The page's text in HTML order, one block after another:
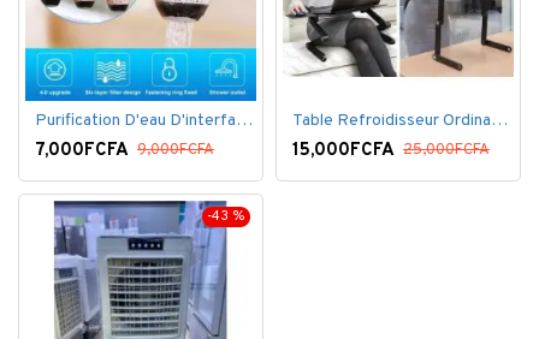
Purification D'eau D'interface De Filtre De Robinet
7,000FCFA 9,000FCFA
Table Refroidisseur Ordinateur Portable
15,000FCFA 25,000FCFA
-43 %